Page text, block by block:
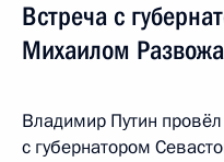
Встреча с
Михаилом
Владимир Путин
с губернатором